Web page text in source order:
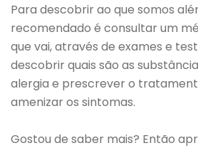
Para descobrir ao que somos
recomendado é consultar um
que vai, através de exames e
descobrir quais são as
alergia e prescrever o
amenizar os sintomas.
Gostou de saber mais? Então